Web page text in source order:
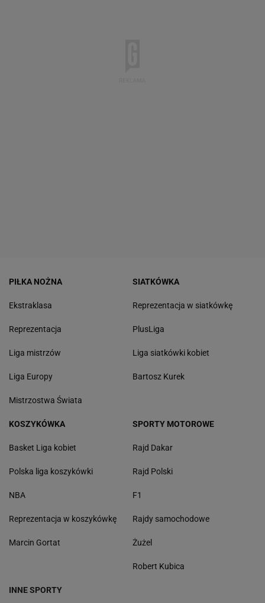
PIŁKA NOŻNA
Ekstraklasa
Reprezentacja
Liga mistrzów
Liga Europy
Mistrzostwa Świata
SIATKÓWKA
Reprezentacja w siatkówkę
PlusLiga
Liga siatkówki kobiet
Bartosz Kurek
KOSZYKÓWKA
Basket Liga kobiet
Polska liga koszykówki
NBA
Reprezentacja w koszykówkę
Marcin Gortat
SPORTY MOTOROWE
Rajd Dakar
Rajd Polski
F1
Rajdy samochodowe
Żużel
Robert Kubica
INNE SPORTY